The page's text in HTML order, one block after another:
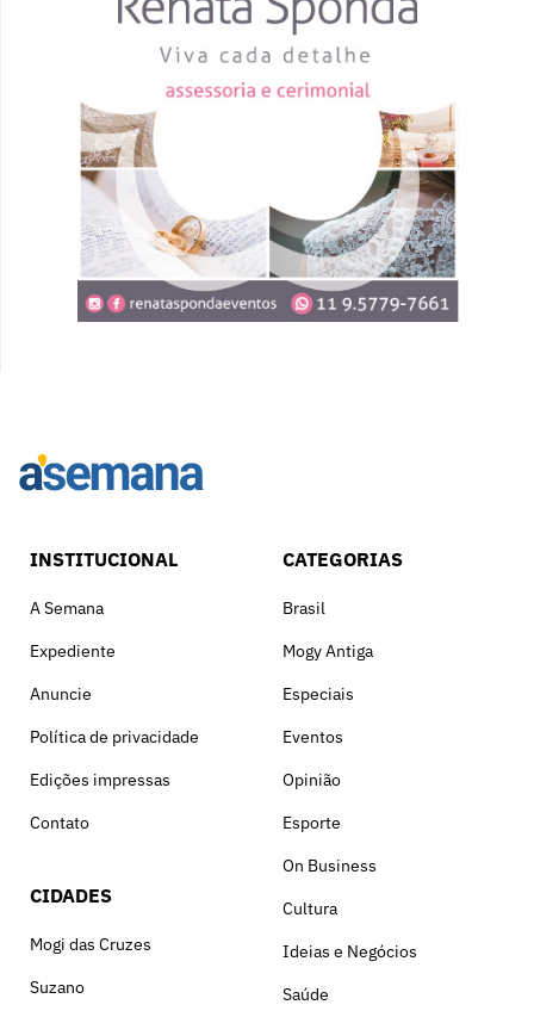
INSTITUCIONAL
A Semana
Expediente
Anuncie
Política de privacidade
Edições impressas
Contato
CIDADES
Mogi das Cruzes
Suzano
CATEGORIAS
Brasil
Mogy Antiga
Especiais
Eventos
Opinião
Esporte
On Business
Cultura
Ideias e Negócios
Saúde